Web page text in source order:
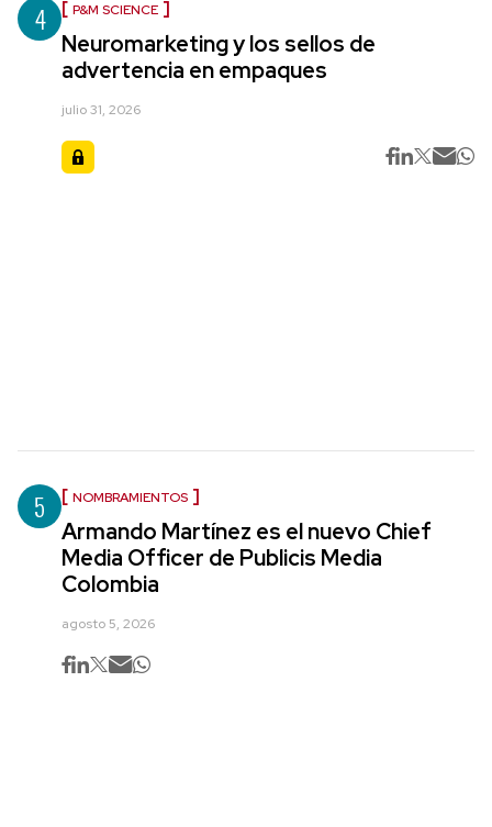
4 P&M SCIENCE
Neuromarketing y los sellos de
advertencia en empaques
julio 31, 2026
5 NOMBRAMIENTOS
Armando Martínez es el nuevo Chief
Media Officer de Publicis Media
Colombia
agosto 5, 2026